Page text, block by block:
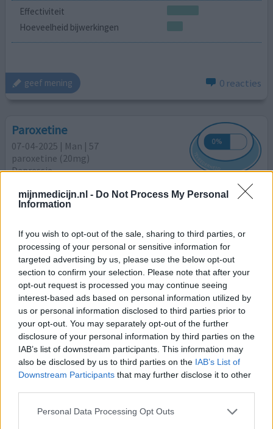
mijnmedicijn.nl - Do Not Process My Personal
Information
If you wish to opt-out of the sale, sharing to third parties, or
processing of your personal or sensitive information for
targeted advertising by us, please use the below opt-out
section to confirm your selection. Please note that after your
opt-out request is processed you may continue seeing
interest-based ads based on personal information utilized by
us or personal information disclosed to third parties prior to
your opt-out. You may separately opt-out of the further
disclosure of your personal information by third parties on the
IAB’s list of downstream participants. This information may
also be disclosed by us to third parties on the IAB’s List of
Downstream Participants that may further disclose it to other
Personal Data Processing Opt Outs
Effectiviteit
Hoeveelheid bijwerkingen
geef mening 0 reacties
Paroxetine
07-04-2025 | Man | 57
paroxetine (20mg)
Depressie
Effectiviteit
Hoeveelheid bijwerkingen
geen enkele werking, bijwerking, of ontwenning. mee
gestopt en"next"
0 reacties
Paroxetine
03-04-2025 | Vrouw | 67
paroxetine (20mg)
Depressie
Effectiviteit
Hoeveelheid bijwerkingen